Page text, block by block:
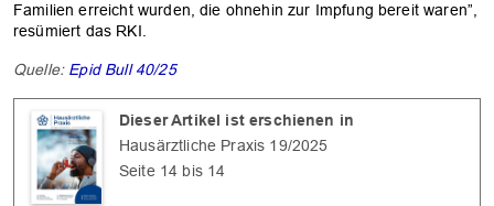
Familien erreicht wurden, die ohnehin zur Impfung bereit waren”,
resümiert das RKI.
Quelle: Epid Bull 40/25
Dieser Artikel ist erschienen in
Hausärztliche Praxis 19/2025
Seite 14 bis 14